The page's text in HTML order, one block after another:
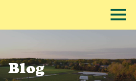
Blog